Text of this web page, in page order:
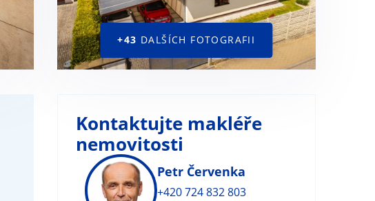
+43 DALŠÍCH FOTOGRAFII
Kontaktujte makléře
nemovitosti
Petr Červenka
+420 724 832 803